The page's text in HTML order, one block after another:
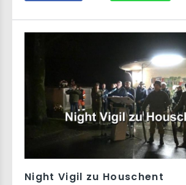
Night Vigil zu Houschent